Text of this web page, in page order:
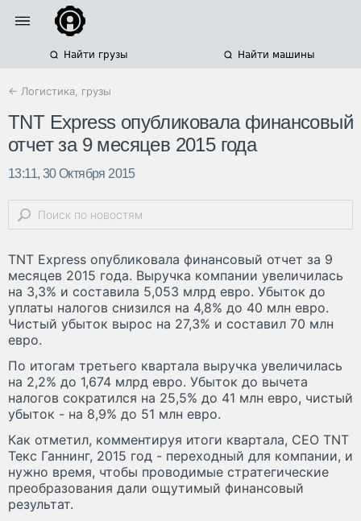
Найти грузы Найти машины
← Логистика, грузы
TNT Express опубликовала финансовый
отчет за 9 месяцев 2015 года
13:11, 30 Октября 2015
TNT Express опубликовала финансовый отчет за 9
месяцев 2015 года. Выручка компании увеличилась
на 3,3% и составила 5,053 млрд евро. Убыток до
уплаты налогов снизился на 4,8% до 40 млн евро.
Чистый убыток вырос на 27,3% и составил 70 млн
евро.
По итогам третьего квартала выручка увеличилась
на 2,2% до 1,674 млрд евро. Убыток до вычета
налогов сократился на 25,5% до 41 млн евро, чистый
убыток - на 8,9% до 51 млн евро.
Как отметил, комментируя итоги квартала, CEO TNT
Текс Ганнинг, 2015 год - переходный для компании, и
нужно время, чтобы проводимые стратегические
преобразования дали ощутимый финансовый
результат.